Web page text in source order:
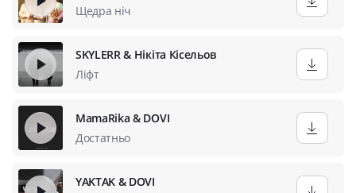
Щедра ніч
SKYLERR & Нікіта Кісельов
Ліфт
MamaRika & DOVI
Достатньо
YAKTAK & DOVI